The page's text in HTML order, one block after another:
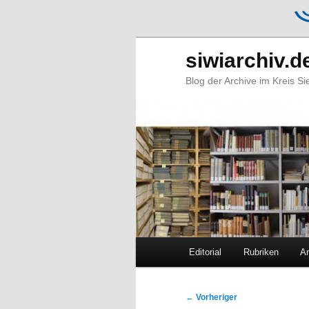
Blog der Archive im Kreis
Zum
Zum
Editorial Rubriken
Beitragsnavigation
← Vorheriger